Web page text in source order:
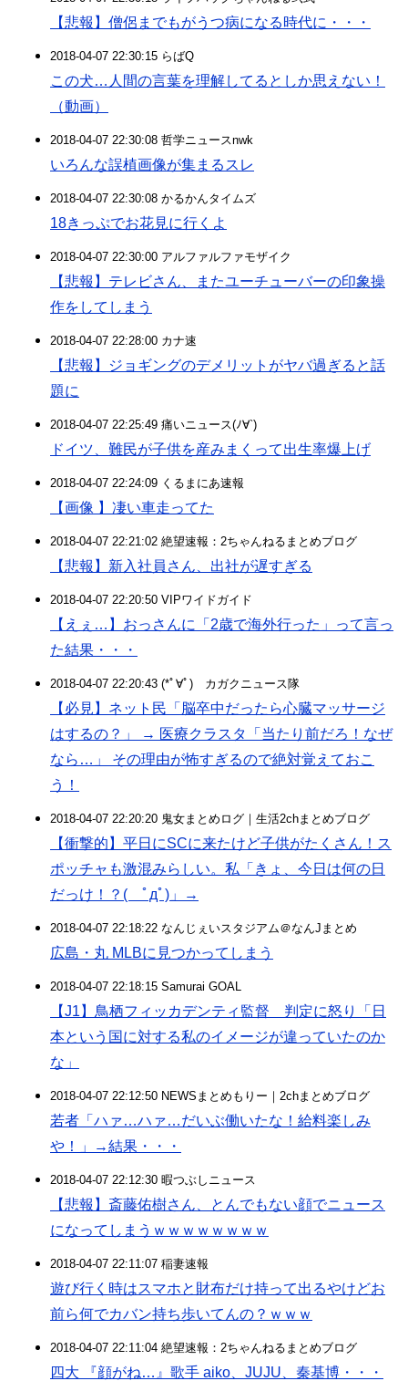
【悲報】僧侶までもがうつ病になる時代に・・・
2018-04-07 22:30:15 らばQ
この犬…人間の言葉を理解してるとしか思えない！
（動画）
2018-04-07 22:30:08 哲学ニュースnwk
いろんな誤植画像が集まるスレ
2018-04-07 22:30:08 かるかんタイムズ
18きっぷでお花見に行くよ
2018-04-07 22:30:00 アルファルファモザイク
【悲報】テレビさん、またユーチューバーの印象操
作をしてしまう
2018-04-07 22:28:00 カナ速
【悲報】ジョギングのデメリットがヤバ過ぎると話
題に
2018-04-07 22:25:49 痛いニュース(ﾉ∀`)
ドイツ、難民が子供を産みまくって出生率爆上げ
2018-04-07 22:24:09 くるまにあ速報
【画像 】凄い車走ってた
2018-04-07 22:21:02 絶望速報：2ちゃんねるまとめブログ
【悲報】新入社員さん、出社が遅すぎる
2018-04-07 22:20:50 VIPワイドガイド
【えぇ…】おっさんに「2歳で海外行った」って言っ
た結果・・・
2018-04-07 22:20:43 (*ﾟ∀ﾟ)ゞカガクニュース隊
【必見】ネット民「脳卒中だったら心臓マッサージ
はするの？」 → 医療クラスタ「当たり前だろ！なぜ
なら…」 その理由が怖すぎるので絶対覚えておこ
う！
2018-04-07 22:20:20 鬼女まとめログ｜生活2chまとめブログ
【衝撃的】平日にSCに来たけど子供がたくさん！ス
ポッチャも激混みらしい。私「きょ、今日は何の日
だっけ！？( ﾟдﾟ)」→
2018-04-07 22:18:22 なんじぇいスタジアム＠なんJまとめ
広島・丸 MLBに見つかってしまう
2018-04-07 22:18:15 Samurai GOAL
【J1】鳥栖フィッカデンティ監督 判定に怒り「日
本という国に対する私のイメージが違っていたのか
な」
2018-04-07 22:12:50 NEWSまとめもりー｜2chまとめブログ
若者「ハァ…ハァ…だいぶ働いたな！給料楽しみ
や！」→結果・・・
2018-04-07 22:12:30 暇つぶしニュース
【悲報】斎藤佑樹さん、とんでもない顔でニュース
になってしまうｗｗｗｗｗｗｗｗ
2018-04-07 22:11:07 稲妻速報
遊び行く時はスマホと財布だけ持って出るやけどお
前ら何でカバン持ち歩いてんの？ｗｗｗ
2018-04-07 22:11:04 絶望速報：2ちゃんねるまとめブログ
四大 『顔がね…』歌手 aiko、JUJU、秦基博・・・